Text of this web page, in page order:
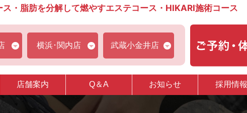
・脂肪を分解して燃やすエステコース・HIKARI施術コース
横浜･関内店 武蔵小金井店
店舗案内 Q＆A お知らせ 採用情報